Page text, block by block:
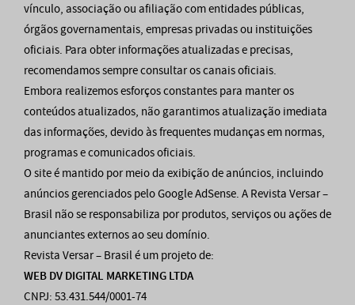
vínculo, associação ou afiliação com entidades públicas,
órgãos governamentais, empresas privadas ou instituições
oficiais. Para obter informações atualizadas e precisas,
recomendamos sempre consultar os canais oficiais.
Embora realizemos esforços constantes para manter os
conteúdos atualizados, não garantimos atualização imediata
das informações, devido às frequentes mudanças em normas,
programas e comunicados oficiais.
O site é mantido por meio da exibição de anúncios, incluindo
anúncios gerenciados pelo Google AdSense. A Revista Versar –
Brasil não se responsabiliza por produtos, serviços ou ações de
anunciantes externos ao seu domínio.
Revista Versar – Brasil é um projeto de:
WEB DV DIGITAL MARKETING LTDA
CNPJ: 53.431.544/0001-74